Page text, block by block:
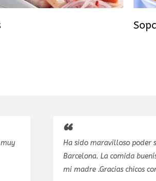
Ha sido maravilloso poder
Barcelona. La comida
mi madre .Gracias chicos